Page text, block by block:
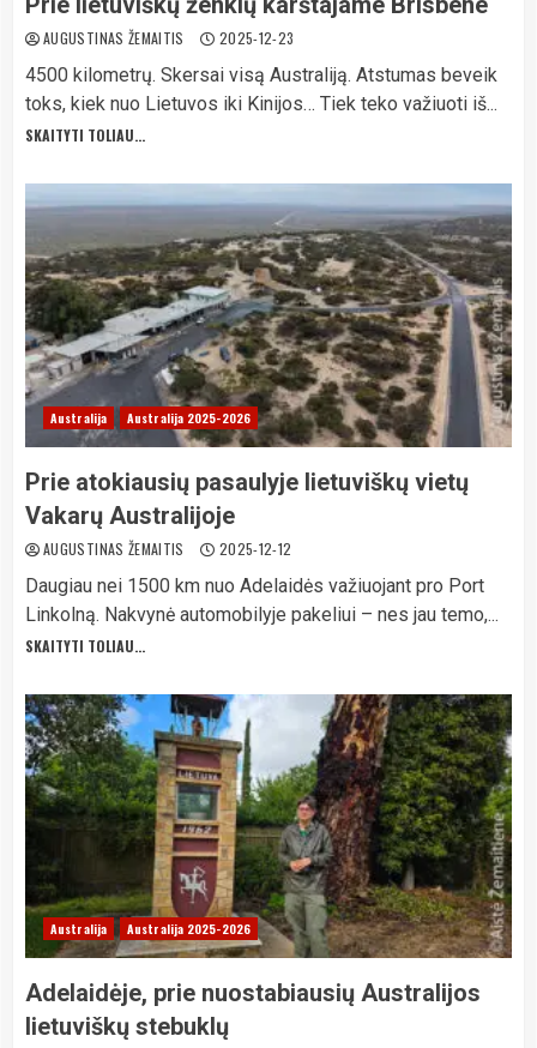
AUGUSTINAS ŽEMAITIS 2025-12-23
4500 kilometrų. Skersai visą Australiją. Atstumas beveik
toks, kiek nuo Lietuvos iki Kinijos… Tiek teko važiuoti iš...
SKAITYTI TOLIAU...
Australija Australija 2025-2026
Prie atokiausių pasaulyje lietuviškų vietų
Vakarų Australijoje
AUGUSTINAS ŽEMAITIS 2025-12-12
Daugiau nei 1500 km nuo Adelaidės važiuojant pro Port
Linkolną. Nakvynė automobilyje pakeliui – nes jau temo,...
SKAITYTI TOLIAU...
Australija Australija 2025-2026
Adelaidėje, prie nuostabiausių Australijos
lietuviškų stebuklų